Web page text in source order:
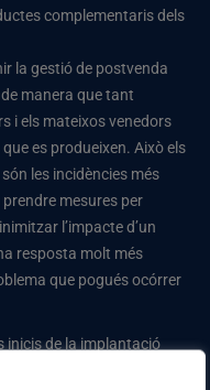
complementaris dels
la gestió de postvenda
manera que tant
i els mateixos venedors
es produeixen. Això els
les incidències més
mesures per
l’impacte d’un
resposta molt més
que pogués ocórrer
inicis de la implantació